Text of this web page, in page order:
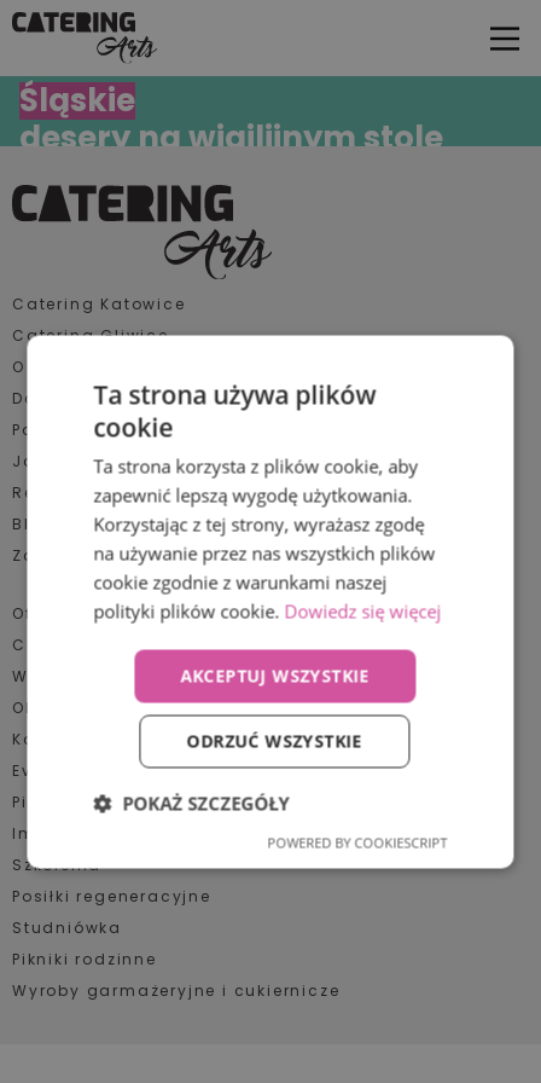
28.11.2025
Śląskie
desery na wigilijnym stole
— słodkości, które zachwycą
pracowników
Catering Katowice
Catering Gliwice
O nas
Dotacje UE
Polecane miejsca
Jak działamy
Realizacje
Blog
Zaufali nam
Oferta:
Catering
Wigilia firmowa
Obiady dla pracowników
Konferencje
Event plenerowy
Pikniki firmowe
Impreza jubileuszowa
Szkolenia
Posiłki regeneracyjne
Studniówka
Pikniki rodzinne
Wyroby garmażeryjne i cukiernicze
Ta strona używa plików
cookie
Ta strona korzysta z plików cookie, aby
zapewnić lepszą wygodę użytkowania.
Korzystając z tej strony, wyrażasz zgodę
na używanie przez nas wszystkich plików
cookie zgodnie z warunkami naszej
polityki plików cookie. Dowiedz się więcej
AKCEPTUJ WSZYSTKIE
ODRZUĆ WSZYSTKIE
POKAŻ SZCZEGÓŁY
Wydajność
POWERED BY COOKIESCRIPT